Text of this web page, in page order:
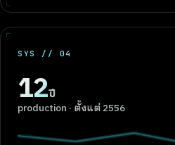
SYS // 04
12ปี
production · ตั้งแต่ 2556